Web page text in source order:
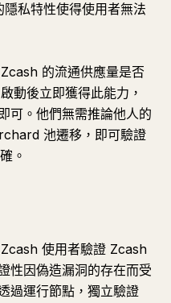
私特性使得使用者無法
的流通供應量是否
動後立即獲得此能力，
可。他們無需推論他人的
池遷移，即可驗證
。
使用者驗證 Zcash
性因偽造漏洞的存在而受
過運行節點，獨立驗證